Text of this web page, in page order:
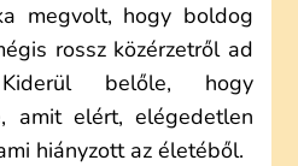
megvolt, hogy boldog
rossz közérzetről ad
Kiderül belőle, hogy
amit elért, elégedetlen
hiányzott az életéből.